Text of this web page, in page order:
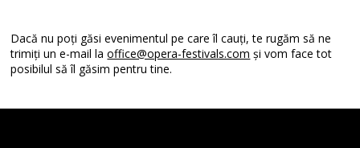
Dacă nu poți găsi evenimentul pe care îl cauți, te rugăm să ne
trimiți un e-mail laoffice@opera-festivals.com și vom face tot
posibilul să îl găsim pentru tine.